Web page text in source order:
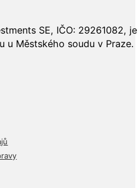
SE, IČO: 29261082,
u Městského soudu v Praze.